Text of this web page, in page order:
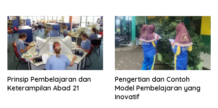
Prinsip Pembelajaran dan
Keterampilan Abad 21
Pengertian dan Contoh
Model Pembelajaran yang
Inovatif